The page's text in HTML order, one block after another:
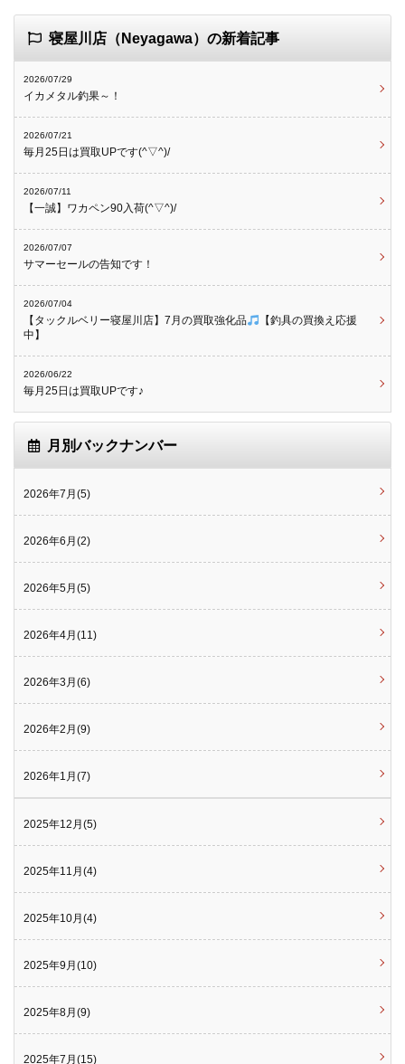
寝屋川店（Neyagawa）の新着記事
2026/07/29
イカメタル釣果～！
2026/07/21
毎月25日は買取UPです(^▽^)/
2026/07/11
【一誠】ワカペン90入荷(^▽^)/
2026/07/07
サマーセールの告知です！
2026/07/04
【タックルベリー寝屋川店】7月の買取強化品
【釣具の買換え応援
中】
2026/06/22
毎月25日は買取UPです♪
月別バックナンバー
2026年7月(5)
2026年6月(2)
2026年5月(5)
2026年4月(11)
2026年3月(6)
2026年2月(9)
2026年1月(7)
2025年12月(5)
2025年11月(4)
2025年10月(4)
2025年9月(10)
2025年8月(9)
2025年7月(15)